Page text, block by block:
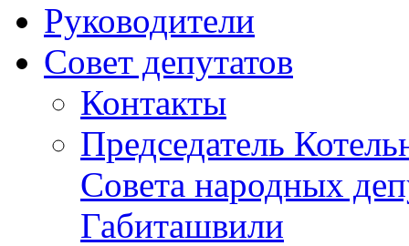
Руководители
Совет депутатов
Контакты
Председатель
Совета народных
Габиташвили